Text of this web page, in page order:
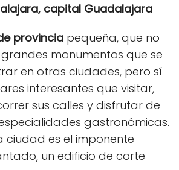
capital Guadalajara
provincia pequeña, que no
monumentos que se
en otras ciudades, pero sí
interesantes que visitar,
sus calles y disfrutar de
gastronómicas.
ciudad es el imponente
un edificio de corte